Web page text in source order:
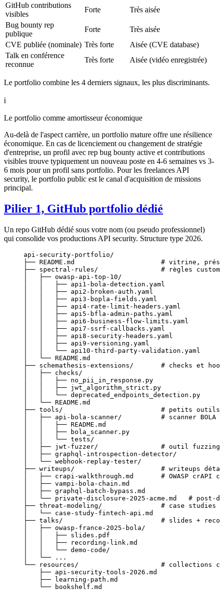
GitHub contributions
visibles
Forte
Très aisée
Bug bounty rep
publique
Forte
Très aisée
CVE publiée (nominale) Très forte
Aisée (CVE database)
Talk en conférence
reconnue
Très forte Aisée (vidéo enregistrée)
Le portfolio combine les 4 derniers signaux, les plus discriminants.
ℹ️
Le portfolio comme amortisseur économique
Au-delà de l'aspect carrière, un portfolio mature offre une résilience
économique. En cas de licenciement ou changement de stratégie
d'entreprise, un profil avec rep bug bounty active et contributions
visibles trouve typiquement un nouveau poste en 4-6 semaines vs 3-
6 mois pour un profil sans portfolio. Pour les freelances API
security, le portfolio public est le canal d'acquisition de missions
principal.
Pilier 1, GitHub portfolio dédié
Un repo GitHub dédié sous votre nom (ou pseudo professionnel)
qui consolide vos productions API security. Structure type 2026.
api-security-portfolio/
├── README.md                      # vitrine,
├── spectral-rules/                # règles custom
│   ├── owasp-api-top-10/
│   │   ├── api1-bola-detection.yaml
│   │   ├── api2-broken-auth.yaml
│   │   ├── api3-bopla-fields.yaml
│   │   ├── api4-rate-limit-headers.yaml
│   │   ├── api5-bfla-admin-paths.yaml
│   │   ├── api6-business-flow-limits.yaml
│   │   ├── api7-ssrf-callbacks.yaml
│   │   ├── api8-security-headers.yaml
│   │   ├── api9-versioning.yaml
│   │   └── api10-third-party-validation.yaml
│   └── README.md
├── schemathesis-extensions/       # checks et
│   ├── checks/
│   │   ├── no_pii_in_response.py
│   │   ├── jwt_algorithm_strict.py
│   │   └── deprecated_endpoints_detection.py
│   └── README.md
├── tools/                         # petits outils
│   ├── api-bola-scanner/          # scanner BOLA
│   │   ├── README.md
│   │   ├── bola_scanner.py
│   │   └── tests/
│   ├── jwt-fuzzer/                # outil fuzzing
│   ├── graphql-introspection-detector/
│   └── webhook-replay-tester/
├── writeups/                      # writeups
│   ├── crapi-walkthrough.md       # OWASP crAPI
│   ├── vampi-bola-chain.md
│   ├── graphql-batch-bypass.md
│   └── private-disclosure-2025-acme.md   #
├── threat-modeling/               # case studies
│   └── case-study-fintech-api.md
├── talks/                         # slides +
│   ├── owasp-france-2025-bola/
│   │   ├── slides.pdf
│   │   ├── recording-link.md
│   │   └── demo-code/
│   └── ...
└── resources/                     # collections
    ├── api-security-tools-2026.md
    ├── learning-path.md
    └── bookshelf.md